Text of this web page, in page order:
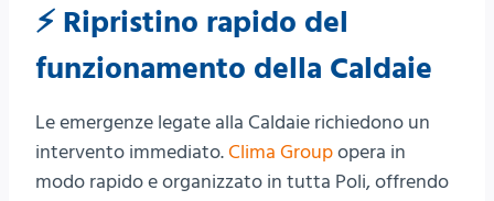
⚡ Ripristino rapido del
funzionamento della Caldaie
Le emergenze legate alla Caldaie richiedono un
intervento immediato.Clima Groupopera in
modo rapido e organizzato in tutta Poli, offrendo